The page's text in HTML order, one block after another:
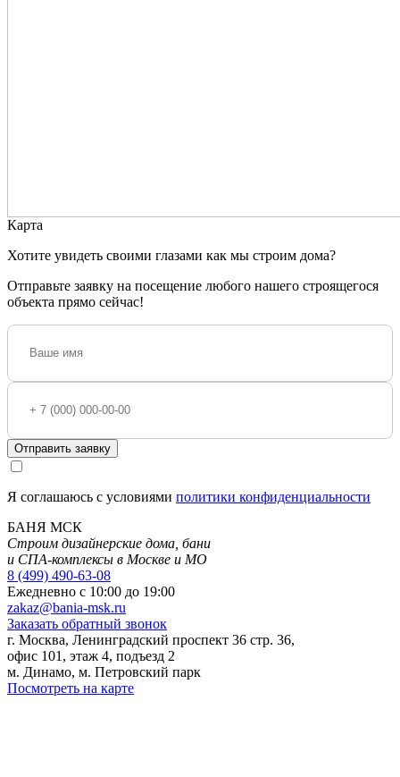
Карта
Хотите увидеть своими глазами как мы строим дома?
Отправьте заявку на посещение любого нашего строящегося
объекта прямо сейчас!
Отправить заявку
Я соглашаюсь с условиями политики конфиденциальности
БАНЯ МСК
Строим дизайнерские дома, бани
и СПА-комплексы в Москве и МО
8 (499) 490-63-08
Ежедневно с 10:00 до 19:00
zakaz@bania-msk.ru
Заказать обратный звонок
г. Москва, Ленинградский проспект 36 стр. 36,
офис 101, этаж 4, подъезд 2
м. Динамо, м. Петровский парк
Посмотреть на карте